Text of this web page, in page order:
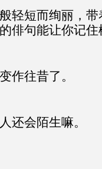
轻短而绚丽，
俳句能让你记
作往昔了。
还会陌生嘛。